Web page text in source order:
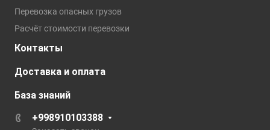
Перевозка опасных грузов
Расчёт стоимости перевозки
Контакты
Доставка и оплата
База знаний
+998910103388